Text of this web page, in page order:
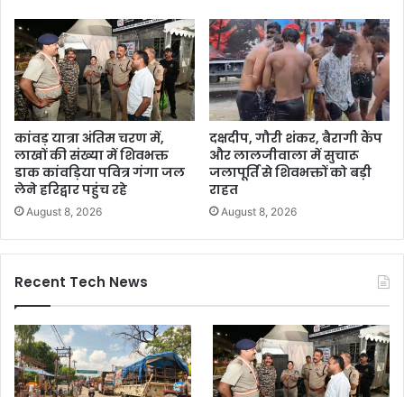
कांवड़ यात्रा अंतिम चरण में,
लाखों की संख्या में शिवभक्त
डाक कांवड़िया पवित्र गंगा जल
लेने हरिद्वार पहुंच रहे
August 8, 2026
दक्षदीप, गौरी शंकर, बैरागी कैंप
और लालजीवाला में सुचारू
जलापूर्ति से शिवभक्तों को बड़ी
राहत
August 8, 2026
Recent Tech News